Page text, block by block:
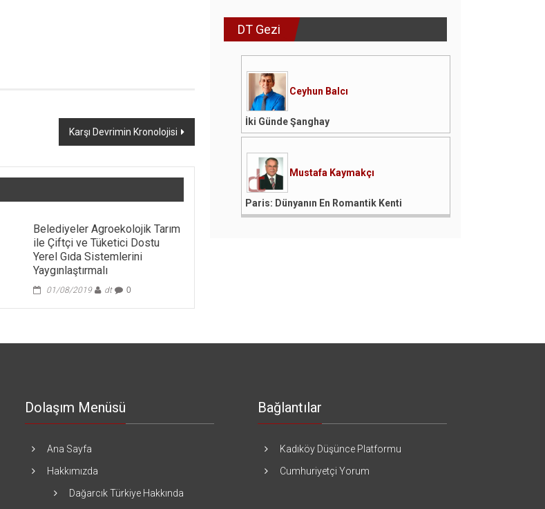
Karşı Devrimin Kronolojisi
Belediyeler Agroekolojik Tarım
ile Çiftçi ve Tüketici Dostu
Yerel Gıda Sistemlerini
Yaygınlaştırmalı
01/08/2019 dt 0
DT Gezi
Ceyhun Balcı
İki Günde Şanghay
Mustafa Kaymakçı
Paris: Dünyanın En Romantik Kenti
Dolaşım Menüsü
Ana Sayfa
Hakkımızda
Dağarcık Türkiye Hakkında
Bağlantılar
Kadıköy Düşünce Platformu
Cumhuriyetçi Yorum